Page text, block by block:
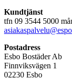
Kundtjänst
tfn 09 3544 5000
Postadress
Esbo Bostäder Ab
Finnviksvägen 1
02230 Esbo